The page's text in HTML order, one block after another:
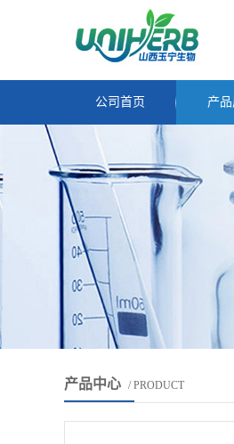
公司首页 产
产品中心 / PRODUCT